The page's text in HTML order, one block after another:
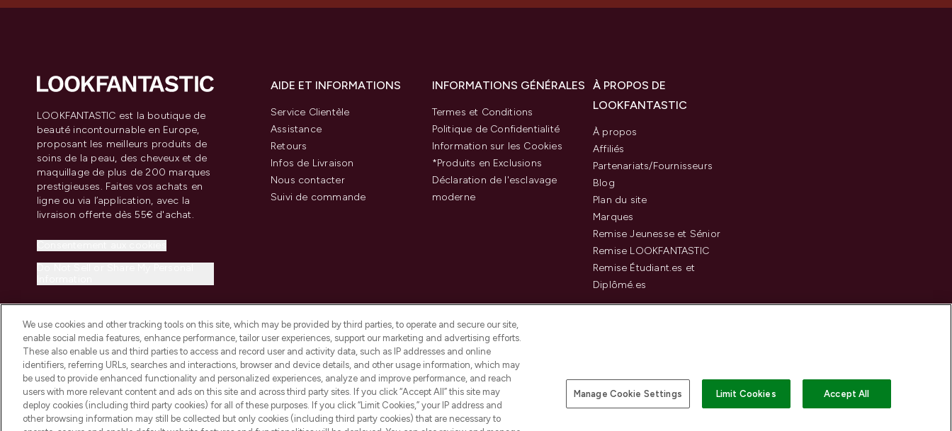
LOOKFANTASTIC est la boutique de
beauté incontournable en Europe,
proposant les meilleurs produits de
soins de la peau, des cheveux et de
maquillage de plus de 200 marques
prestigieuses. Faites vos achats en
ligne ou via l’application, avec la
livraison offerte dès 55€ d'achat.
AIDE ET INFORMATIONS
Service Clientèle
Assistance
Retours
Infos de Livraison
Nous contacter
Suivi de commande
INFORMATIONS GÉNÉRALES
Termes et Conditions
Politique de Confidentialité
Information sur les Cookies
*Produits en Exclusions
Déclaration de l'esclavage
moderne
À PROPOS DE
LOOKFANTASTIC
À propos
Affiliés
Partenariats/Fournisseurs
Blog
Plan du site
Marques
Remise Jeunesse et Sénior
Remise LOOKFANTASTIC
Remise Étudiant.es et
Diplômé.es
2026 THG Beauty Europe GmbH Maximilianstrasse 54 80538 Munich Payer en toute sécurité avec
We use cookies and other tracking tools on this site, which may be provided by third parties, to operate and secure our site,
enable social media features, enhance performance, tailor user experiences, support our marketing and advertising efforts.
These also enable us and third parties to access and record user and activity data, such as IP addresses and online
identifiers, referring URLs, searches and interactions, browser and device details, and other usage information, which may
be used to provide enhanced functionality and personalized experiences, analyze and improve performance, and reach
users with more relevant content and ads on this site and across third party sites. If you click “Accept All” this site may
deploy cookies (including third party cookies) for all of these purposes. If you click “Limit Cookies,” your IP address and
other browsing information may still be collected but only cookies (including third party cookies) that are necessary to
Manage Cookie Settings Limit Cookies Accept All